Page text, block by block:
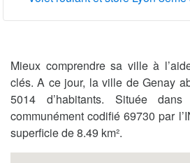
Mieux comprendre sa ville à
clés. A ce jour, la ville de Genay
5014 d’habitants. Située
communément codifié 69730 par
superficie de 8.49 km².